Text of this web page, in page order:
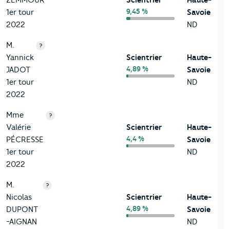
1er tour
2022
9,45 %
Savoie
ND
M.
Yannick
JADOT
1er tour
2022
?
Scientrier
4,89 %
Haute-
Savoie
ND
Mme
Valérie
PÉCRESSE
1er tour
2022
?
Scientrier
4,4 %
Haute-
Savoie
ND
M.
Nicolas
DUPONT
-AIGNAN
?
Scientrier
4,89 %
Haute-
Savoie
ND